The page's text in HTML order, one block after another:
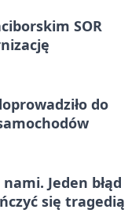
SOR
do
Jeden błąd
się tragedią